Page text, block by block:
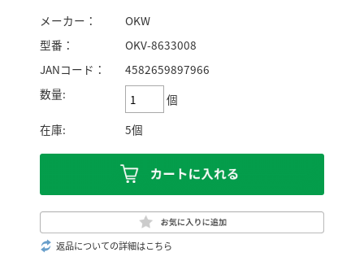
メーカー：
OKW
型番：
OKV-8633008
JANコード：
4582659897966
数量:
個
在庫:
5個
返品についての詳細はこちら